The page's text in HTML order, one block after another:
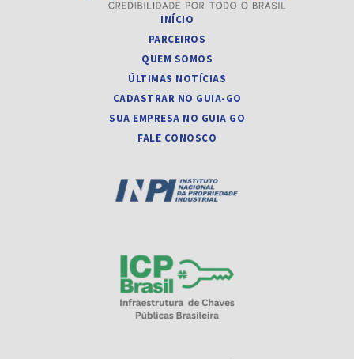
INÍCIO
PARCEIROS
QUEM SOMOS
ÚLTIMAS NOTÍCIAS
CADASTRAR NO GUIA-GO
SUA EMPRESA NO GUIA GO
FALE CONOSCO